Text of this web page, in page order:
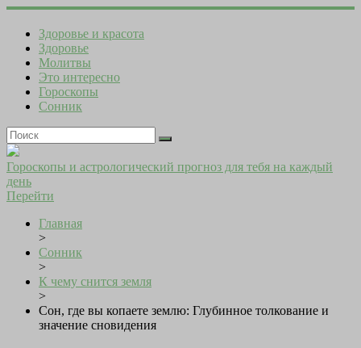
Здоровье и красота
Здоровье
Молитвы
Это интересно
Гороскопы
Сонник
Гороскопы и астрологический прогноз для тебя на каждый
день
Перейти
Главная
>
Сонник
>
К чему снится земля
>
Сон, где вы копаете землю: Глубинное толкование и
значение сновидения